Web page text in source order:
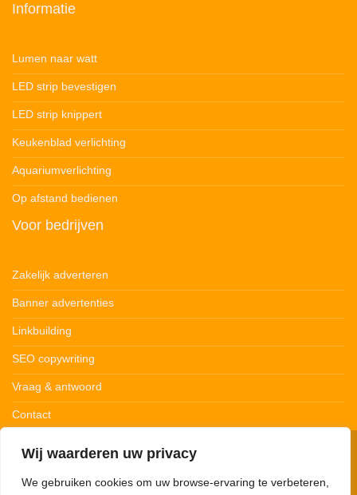
Wij waarderen uw privacy
We gebruiken cookies om uw browse-ervaring te verbeteren,
Informatie
Lumen naar watt
LED strip bevestigen
LED strip knippert
Keukenblad verlichting
Aquariumverlichting
Op afstand bedienen
Voor bedrijven
Zakelijk adverteren
Banner advertenties
Linkbuilding
SEO copywriting
Vraag & antwoord
Contact
Privacybeleid Cookiebeleid Disclaimer